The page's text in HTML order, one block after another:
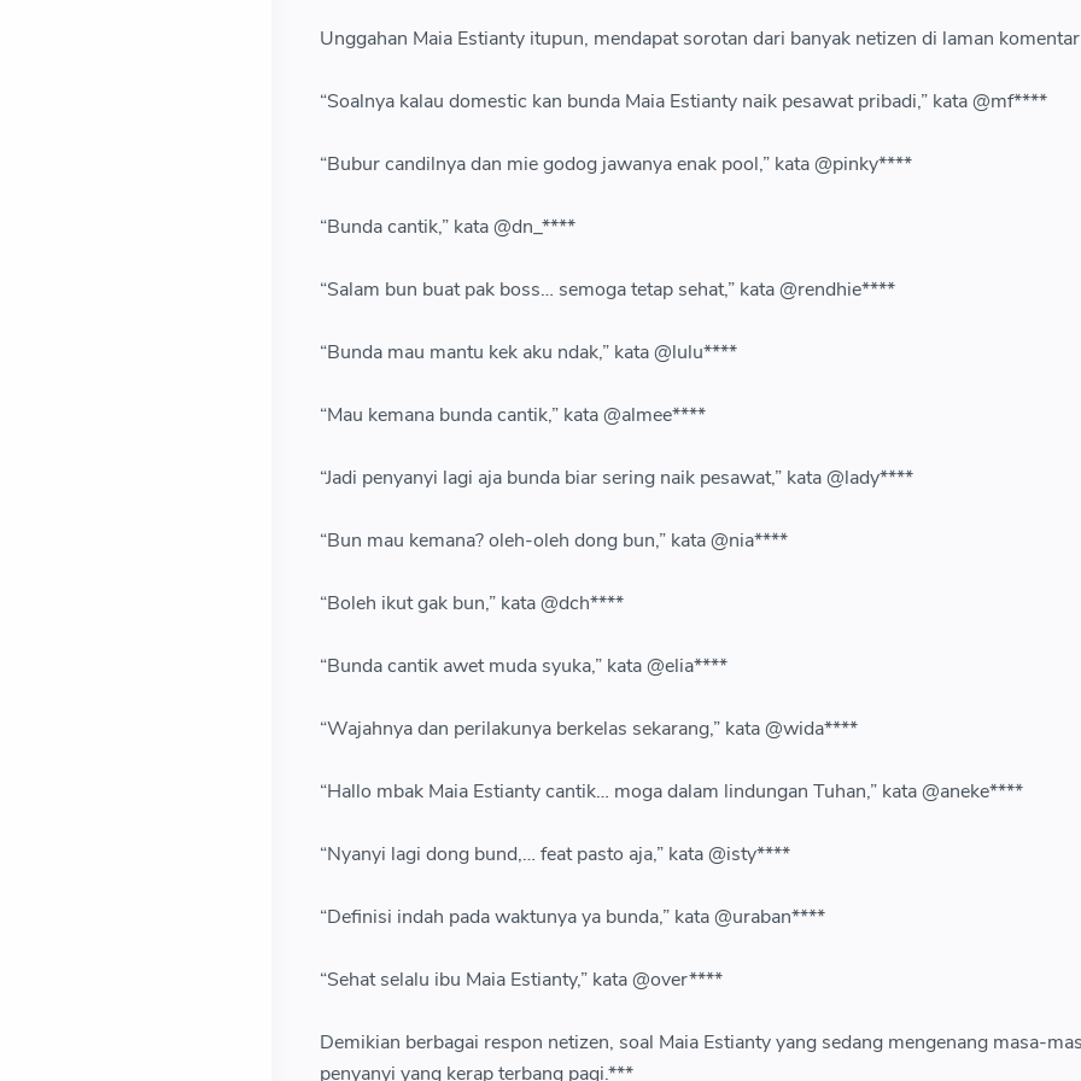
Unggahan Maia Estianty itupun, mendapat sorotan dari banyak netizen di laman
“Soalnya kalau domestic kan bunda Maia Estianty naik pesawat pribadi,” kata @mf****
“Bubur candilnya dan mie godog jawanya enak pool,” kata @pinky****
“Bunda cantik,” kata @dn_****
“Salam bun buat pak boss… semoga tetap sehat,” kata @rendhie****
“Bunda mau mantu kek aku ndak,” kata @lulu****
“Mau kemana bunda cantik,” kata @almee****
“Jadi penyanyi lagi aja bunda biar sering naik pesawat,” kata @lady****
“Bun mau kemana? oleh-oleh dong bun,” kata @nia****
“Boleh ikut gak bun,” kata @dch****
“Bunda cantik awet muda syuka,” kata @elia****
“Wajahnya dan perilakunya berkelas sekarang,” kata @wida****
“Hallo mbak Maia Estianty cantik… moga dalam lindungan Tuhan,” kata @aneke****
“Nyanyi lagi dong bund,… feat pasto aja,” kata @isty****
“Definisi indah pada waktunya ya bunda,” kata @uraban****
“Sehat selalu ibu Maia Estianty,” kata @over****
Demikian berbagai respon netizen, soal Maia Estianty yang sedang mengenang masa-
penyanyi yang kerap terbang pagi.***